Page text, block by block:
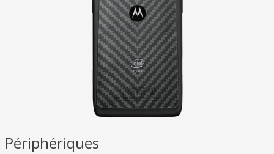
Périphériques